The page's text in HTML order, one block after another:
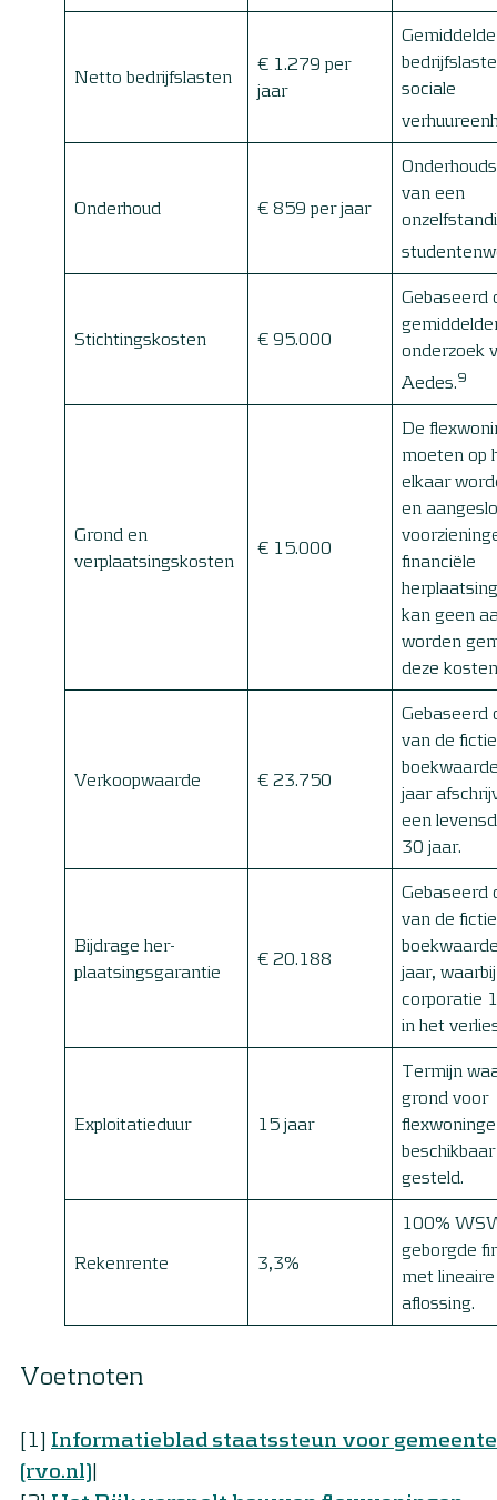
Netto bedrijfslasten
€ 1.279 per
jaar
sociale
Onderhoud € 859 per jaar
van een
Stichtingskosten € 95.000
Gebaseerd
onderzoek
Aedes.9
Grond en
verplaatsingskosten
€ 15.000
De
moeten op
elkaar
en
financiële
kan geen
worden
deze
Verkoopwaarde € 23.750
Gebaseerd
van de
jaar
een
30 jaar.
Bijdrage her-
plaatsingsgarantie
€ 20.188
Gebaseerd
van de
jaar,
corporatie
in het
Exploitatieduur 15 jaar
Termijn
grond voor
gesteld.
Rekenrente 3,3%
100%
geborgde
met lineaire
aflossing.
Voetnoten
[1] Informatieblad staatssteun voor
(rvo.nl)|